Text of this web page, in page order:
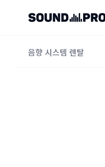
음향 시스템 렌탈